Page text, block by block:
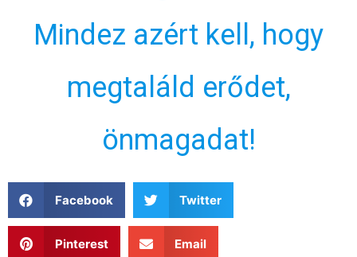
Mindez azért kell, hogy
megtaláld erődet,
önmagadat!
Facebook Twitter
Pinterest Email